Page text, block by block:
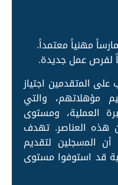
مهنياً معتمداً.
لفرص عمل جديدة.
اﻟﻤتقدمين اجتياز
مؤهلاتهم، والتي
العملية، ومستوى
هذه العناصر. تهدف
اﻟﻤسجلين لتقديم
قد استوفوا مستوى